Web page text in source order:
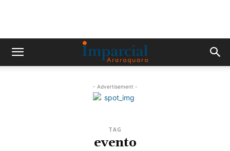
- Advertisement -
TAG
evento